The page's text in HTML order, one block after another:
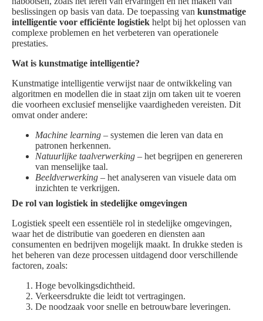
beslissingen op basis van data. De toepassing van kunstmatige
intelligentie voor efficiënte logistiek helpt bij het oplossen van
complexe problemen en het verbeteren van operationele
prestaties.
Wat is kunstmatige intelligentie?
Kunstmatige intelligentie verwijst naar de ontwikkeling van
algoritmen en modellen die in staat zijn om taken uit te voeren
die voorheen exclusief menselijke vaardigheden vereisten. Dit
omvat onder andere:
Machine learning – systemen die leren van data en
patronen herkennen.
Natuurlijke taalverwerking – het begrijpen en genereren
van menselijke taal.
Beeldverwerking – het analyseren van visuele data om
inzichten te verkrijgen.
De rol van logistiek in stedelijke omgevingen
Logistiek speelt een essentiële rol in stedelijke omgevingen,
waar het de distributie van goederen en diensten aan
consumenten en bedrijven mogelijk maakt. In drukke steden is
het beheren van deze processen uitdagend door verschillende
factoren, zoals:
Hoge bevolkingsdichtheid.
Verkeersdrukte die leidt tot vertragingen.
De noodzaak voor snelle en betrouwbare leveringen.